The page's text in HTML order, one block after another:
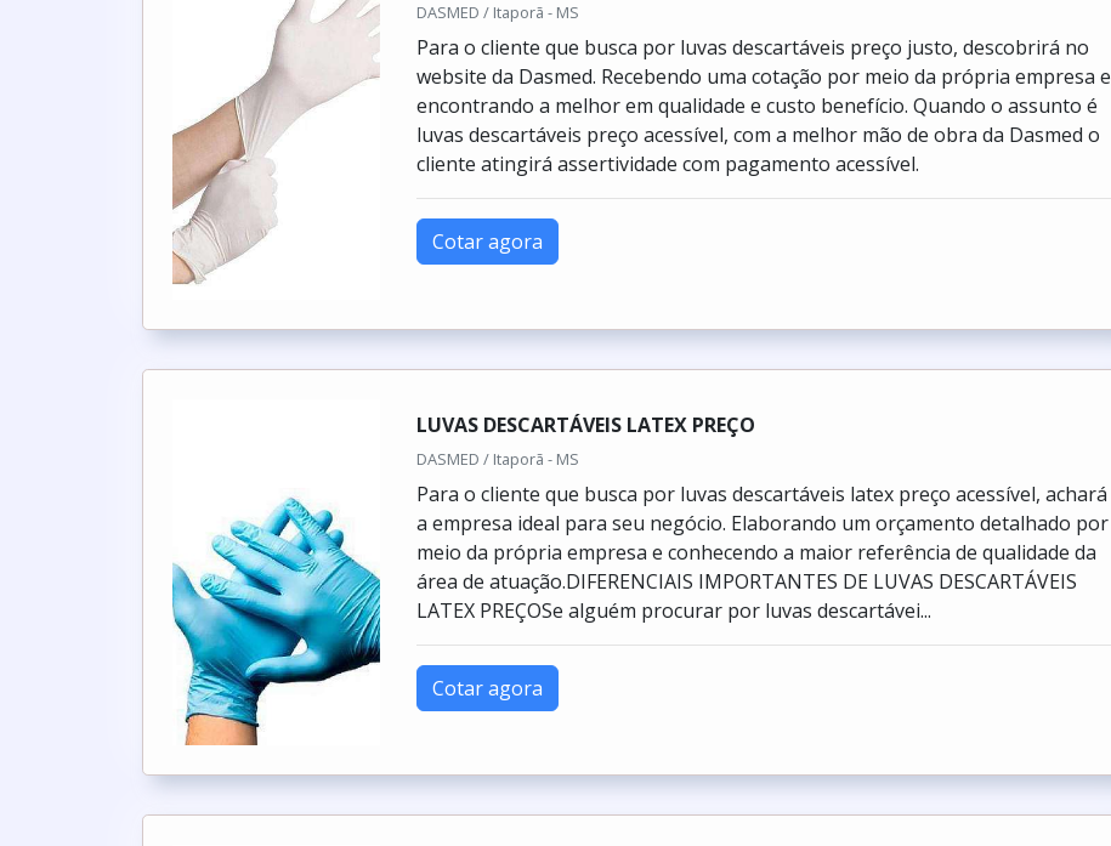
DASMED / Itaporã - MS
Para o cliente que busca por luvas descartáveis preço justo, descobrirá no
website da Dasmed. Recebendo uma cotação por meio da própria empresa e
encontrando a melhor em qualidade e custo benefício. Quando o assunto é
luvas descartáveis preço acessível, com a melhor mão de obra da Dasmed o
cliente atingirá assertividade com pagamento acessível.
Cotar agora
LUVAS DESCARTÁVEIS LATEX PREÇO
DASMED / Itaporã - MS
Para o cliente que busca por luvas descartáveis latex preço acessível, achará
a empresa ideal para seu negócio. Elaborando um orçamento detalhado por
meio da própria empresa e conhecendo a maior referência de qualidade da
área de atuação.DIFERENCIAIS IMPORTANTES DE LUVAS DESCARTÁVEIS
LATEX PREÇOSe alguém procurar por luvas descartávei...
Cotar agora